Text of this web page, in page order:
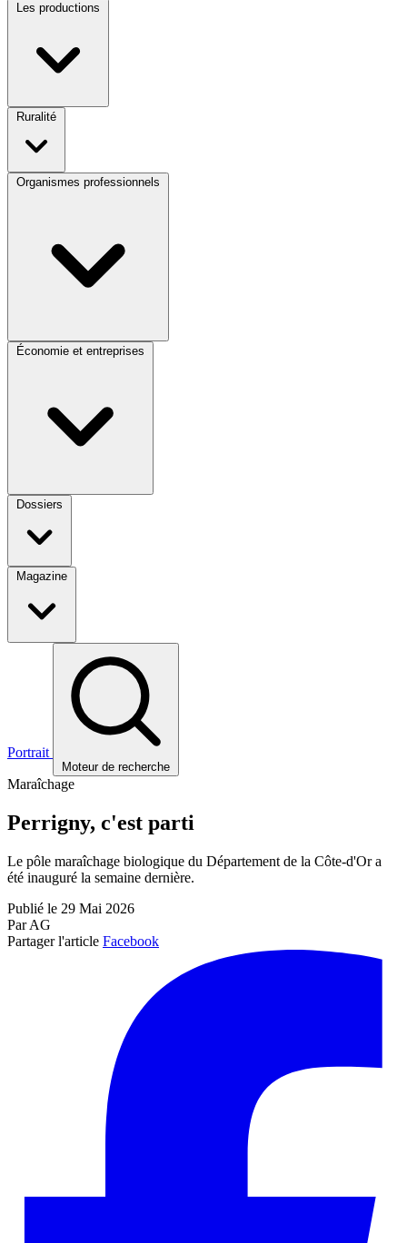
Les productions
Ruralité
Organismes professionnels
Économie et entreprises
Dossiers
Magazine
Portrait
Moteur de recherche
Maraîchage
Perrigny, c'est parti
Le pôle maraîchage biologique du Département de la Côte-d'Or a
été inauguré la semaine dernière.
Publié le 29 Mai 2026
Par AG
Partager l'article Facebook